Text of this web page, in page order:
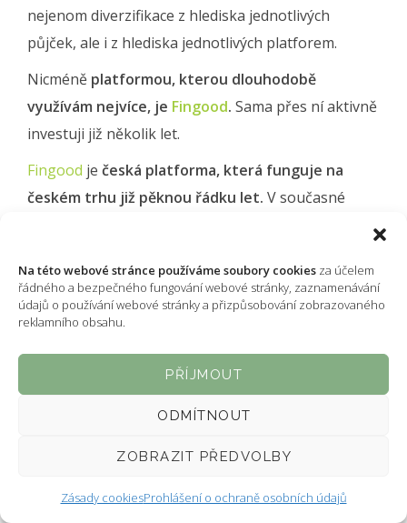
Na této webové stránce používáme soubory cookies za účelem
řádného a bezpečného fungování webové stránky, zaznamenávání
údajů o používání webové stránky a přizpůsobování zobrazovaného
reklamního obsahu.
PŘÍJMOUT
ODMÍTNOUT
ZOBRAZIT PŘEDVOLBY
Zásady cookiesProhlášení o ochraně osobních údajů
nejenom diverzifikace z hlediska jednotlivých
půjček, ale i z hlediska jednotlivých platforem.
Nicméně platformou, kterou dlouhodobě
využívám nejvíce, je Fingood. Sama přes ní aktivně
investuji již několik let.
Fingood je česká platforma, která funguje na
českém trhu již pěknou řádku let. V současné
v Polsku.
pro své krátkodobé investice na
generování pravidelného pasivního
Co na platforměFingoodoceňuji je nejenom